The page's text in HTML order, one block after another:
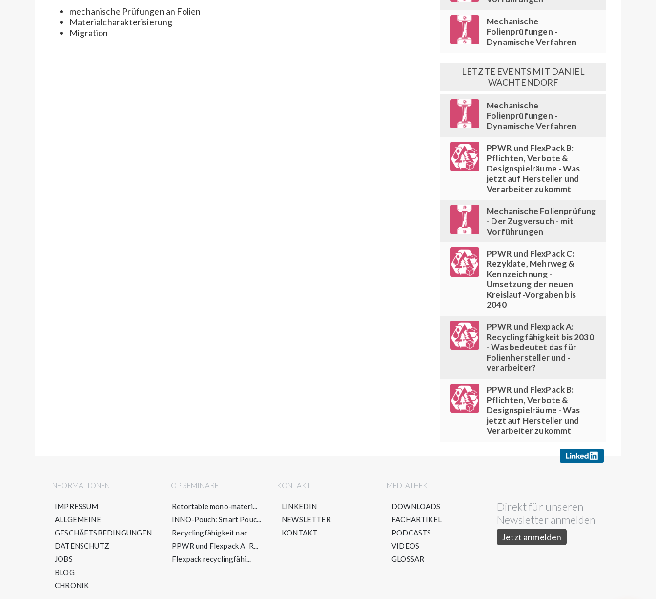
mechanische Prüfungen an Folien
Materialcharakterisierung
Migration
Mechanische
Folienprüfungen -
Dynamische Verfahren
LETZTE EVENTS MIT DANIEL
WACHTENDORF
Mechanische
Folienprüfungen -
Dynamische Verfahren
PPWR und FlexPack B:
Pflichten, Verbote &
Designspielräume - Was
jetzt auf Hersteller und
Verarbeiter zukommt
Mechanische Folienprüfung
- Der Zugversuch - mit
Vorführungen
PPWR und FlexPack C:
Rezyklate, Mehrweg &
Kennzeichnung -
Umsetzung der neuen
Kreislauf-Vorgaben bis
2040
PPWR und Flexpack A:
Recyclingfähigkeit bis 2030
- Was bedeutet das für
Folienhersteller und -
verarbeiter?
PPWR und FlexPack B:
Pflichten, Verbote &
Designspielräume - Was
jetzt auf Hersteller und
Verarbeiter zukommt
INFORMATIONEN
IMPRESSUM
ALLGEMEINE
GESCHÄFTSBEDINGUNGEN
DATENSCHUTZ
JOBS
BLOG
CHRONIK
TOP SEMINARE
Retortable mono-materi...
INNO-Pouch: Smart Pouc...
Recyclingfähigkeit nac...
PPWR und Flexpack A: R...
Flexpack recyclingfähi...
KONTAKT
LINKEDIN
NEWSLETTER
KONTAKT
MEDIATHEK
DOWNLOADS
FACHARTIKEL
PODCASTS
VIDEOS
GLOSSAR
Direkt für unseren
Newsletter anmelden
Jetzt anmelden